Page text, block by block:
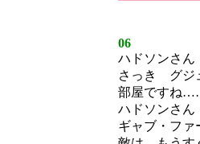
06
ハドソンさ
さっき グジ
部屋ですね
ハドソンさ
ギャブ・フ